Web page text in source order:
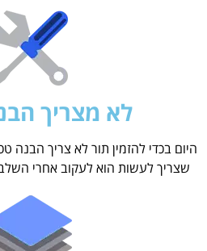
לא מצריך
היום בכדי להזמין תור לא צריך הבנה
שצריך לעשות הוא לעקוב אחרי